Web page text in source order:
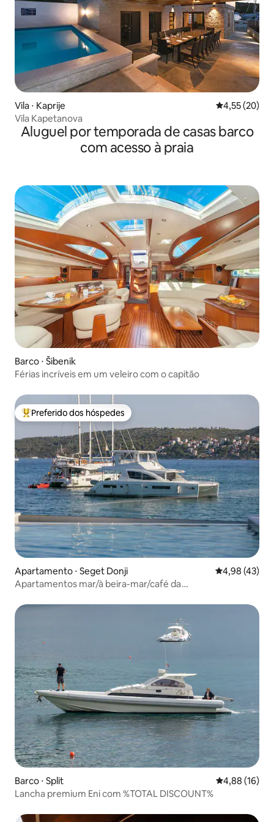
Vila ⋅ Kaprije 4,55 de uma
4,55 (20)
Vila Kapetanova
Aluguel por temporada de casas barco
com acesso à praia
Barco ⋅ Šibenik
Férias incríveis em um veleiro com o capitão
Entre os melhores preferidos dos hóspedes
Preferido dos hóspedes
Apartamento ⋅ Seget Donji 4,98 de uma
4,98 (43)
Apartamentos mar/à beira-mar/café da
Barco ⋅ Split 4,88 de uma
4,88 (16)
Lancha premium Eni com %TOTAL DISCOUNT%